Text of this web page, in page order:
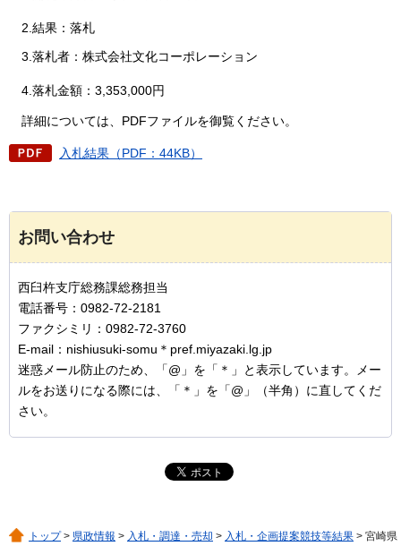
2.結果：落札
3.落札者：株式会社文化コーポレーション
4.落札金額：3,353,000円
詳細については、PDFファイルを御覧ください。
入札結果（PDF：44KB）
お問い合わせ
西臼杵支庁総務課総務担当
電話番号：0982-72-2181
ファクシミリ：0982-72-3760
E-mail：nishiusuki-somu＊pref.miyazaki.lg.jp
迷惑メール防止のため、「@」を「＊」と表示しています。メー
ルをお送りになる際には、「＊」を「@」（半角）に直してくだ
さい。
トップ> 県政情報 > 入札・調達・売却 > 入札・企画提案競技等結果 > 宮崎県